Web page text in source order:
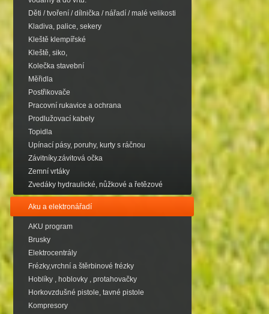
Děti / tvoření / dílnička / nářadí / malé velikosti
Kladiva, palice, sekery
Kleště klempířské
Kleště, siko,
Kolečka stavební
Měřidla
Postřikovače
Pracovní rukavice a ochrana
Prodlužovací kabely
Topidla
Upínací pásy, poruhy, kurty s ráčnou
Závitníky.závitová očka
Zemní vrtáky
Zvedáky hydraulické, nůžkové a řetězové
Aku a elektronářadí
AKU program
Brusky
Elektrocentrály
Frézky,vrchní a štěrbinové frézky
Hoblíky , hoblovky , protahovačky
Horkovzdušné pistole, tavné pistole
Kompresory